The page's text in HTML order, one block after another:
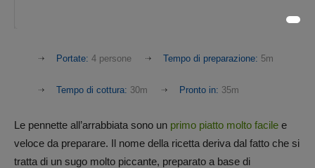
Portate: 4 persone Tempo di preparazione: 5m
Tempo di cottura: 30m Pronto in: 35m
Le pennette all’arrabbiata sono un primo piatto molto facile e
veloce da preparare. Il nome della ricetta deriva dal fatto che si
tratta di un sugo molto piccante, preparato a base di